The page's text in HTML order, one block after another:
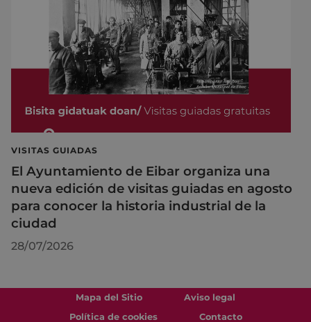
VISITAS GUIADAS
El Ayuntamiento de Eibar organiza una
nueva edición de visitas guiadas en agosto
para conocer la historia industrial de la
ciudad
28/07/2026
Mapa del Sitio
Aviso legal
Política de cookies
Contacto